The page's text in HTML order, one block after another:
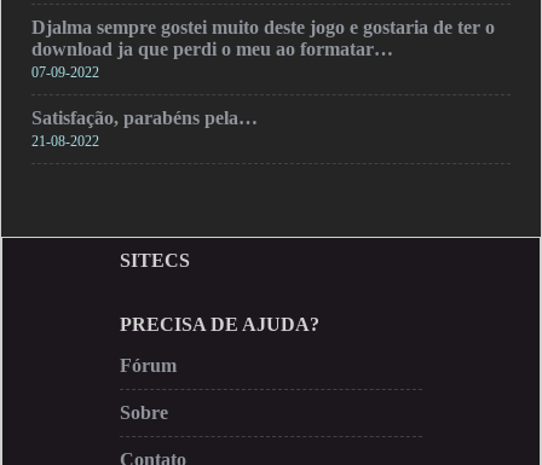
Djalma sempre gostei muito deste jogo e gostaria de ter o
download ja que perdi o meu ao formatar…
07-09-2022
Satisfação, parabéns pela…
21-08-2022
SITECS
PRECISA DE AJUDA?
Fórum
Sobre
Contato